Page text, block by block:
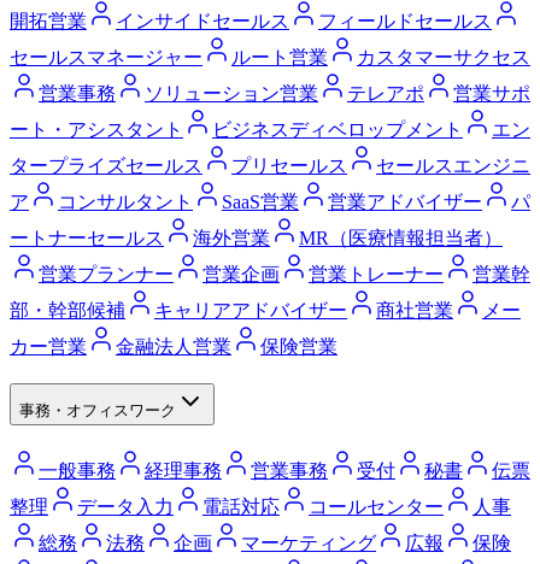
開拓営業
インサイドセールス
フィールドセールス
セールスマネージャー
ルート営業
カスタマーサクセス
営業事務
ソリューション営業 テレアポ
営業サポ
ート・アシスタント
ビジネスディベロップメント
エン
タープライズセールス
プリセールス
セールスエンジニ
ア
コンサルタント SaaS営業 営業アドバイザー
パ
ートナーセールス
海外営業
MR（医療情報担当者）
営業プランナー
営業企画 営業トレーナー
営業幹
部・幹部候補
キャリアアドバイザー 商社営業
メー
カー営業
金融法人営業 保険営業
事務・オフィスワーク
一般事務 経理事務 営業事務 受付 秘書
伝票
整理
データ入力 電話対応 コールセンター
人事
総務
法務 企画 マーケティング 広報
保険